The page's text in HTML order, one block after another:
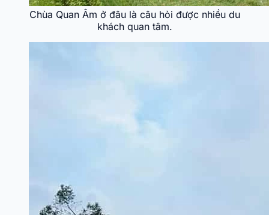
Chùa Quan Âm ở đâu là câu hỏi được nhiều du
khách quan tâm.